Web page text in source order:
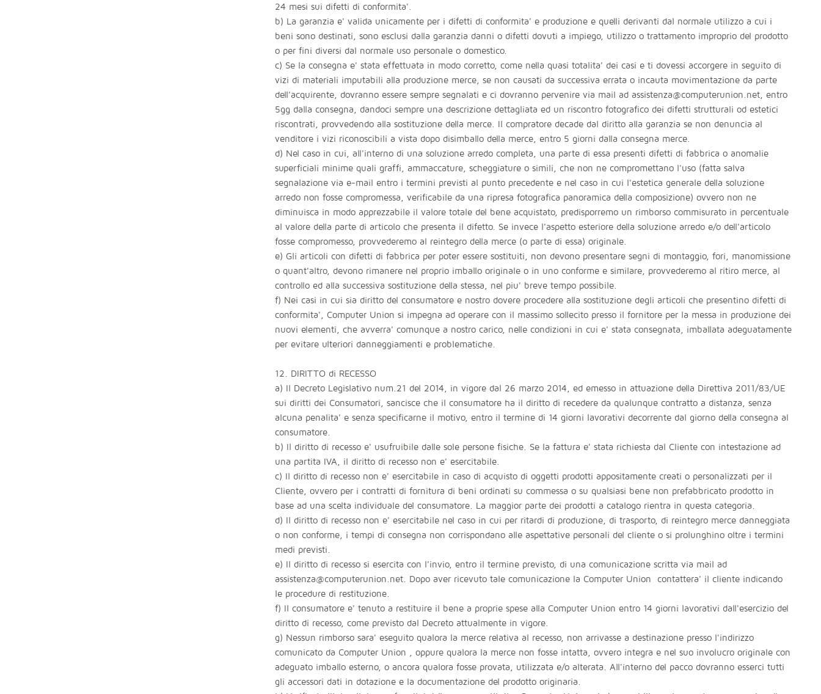
24 mesi sui difetti di conformita'.
b) La garanzia e' valida unicamente per i difetti di conformita' e produzione e quelli derivanti dal normale utilizzo a cui i
beni sono destinati, sono esclusi dalla garanzia danni o difetti dovuti a impiego, utilizzo o trattamento improprio del prodotto
o per fini diversi dal normale uso personale o domestico.
c) Se la consegna e' stata effettuata in modo corretto, come nella quasi totalita' dei casi e ti dovessi accorgere in seguito di
vizi di materiali imputabili alla produzione merce, se non causati da successiva errata o incauta movimentazione da parte
dell'acquirente, dovranno essere sempre segnalati e ci dovranno pervenire via mail ad assistenza@computerunion.net, entro
5gg dalla consegna, dandoci sempre una descrizione dettagliata ed un riscontro fotografico dei difetti strutturali od estetici
riscontrati, provvedendo alla sostituzione della merce. Il compratore decade dal diritto alla garanzia se non denuncia al
venditore i vizi riconoscibili a vista dopo disimballo della merce, entro 5 giorni dalla consegna merce.
d) Nel caso in cui, all'interno di una soluzione arredo completa, una parte di essa presenti difetti di fabbrica o anomalie
superficiali minime quali graffi, ammaccature, scheggiature o simili, che non ne compromettano l'uso (fatta salva
segnalazione via e-mail entro i termini previsti al punto precedente e nel caso in cui l'estetica generale della soluzione
arredo non fosse compromessa, verificabile da una ripresa fotografica panoramica della composizione) ovvero non ne
diminuisca in modo apprezzabile il valore totale del bene acquistato, predisporremo un rimborso commisurato in percentuale
al valore della parte di articolo che presenta il difetto. Se invece l'aspetto esteriore della soluzione arredo e/o dell'articolo
fosse compromesso, provvederemo al reintegro della merce (o parte di essa) originale.
e) Gli articoli con difetti di fabbrica per poter essere sostituiti, non devono presentare segni di montaggio, fori, manomissione
o quant'altro, devono rimanere nel proprio imballo originale o in uno conforme e similare, provvederemo al ritiro merce, al
controllo ed alla successiva sostituzione della stessa, nel piu' breve tempo possibile.
f) Nei casi in cui sia diritto del consumatore e nostro dovere procedere alla sostituzione degli articoli che presentino difetti di
conformita', Computer Union si impegna ad operare con il massimo sollecito presso il fornitore per la messa in produzione dei
nuovi elementi, che avverra' comunque a nostro carico, nelle condizioni in cui e' stata consegnata, imballata adeguatamente
per evitare ulteriori danneggiamenti e problematiche.
12. DIRITTO di RECESSO
a) Il Decreto Legislativo num.21 del 2014, in vigore dal 26 marzo 2014, ed emesso in attuazione della Direttiva 2011/83/UE
sui diritti dei Consumatori, sancisce che il consumatore ha il diritto di recedere da qualunque contratto a distanza, senza
alcuna penalita' e senza specificarne il motivo, entro il termine di 14 giorni lavorativi decorrente dal giorno della consegna al
consumatore.
b) Il diritto di recesso e' usufruibile dalle sole persone fisiche. Se la fattura e' stata richiesta dal Cliente con intestazione ad
una partita IVA, il diritto di recesso non e' esercitabile.
c) Il diritto di recesso non e' esercitabile in caso di acquisto di oggetti prodotti appositamente creati o personalizzati per il
Cliente, ovvero per i contratti di fornitura di beni ordinati su commessa o su qualsiasi bene non prefabbricato prodotto in
base ad una scelta individuale del consumatore. La maggior parte dei prodotti a catalogo rientra in questa categoria.
d) Il diritto di recesso non e' esercitabile nel caso in cui per ritardi di produzione, di trasporto, di reintegro merce danneggiata
o non conforme, i tempi di consegna non corrispondano alle aspettative personali del cliente o si prolunghino oltre i termini
medi previsti.
e) Il diritto di recesso si esercita con l'invio, entro il termine previsto, di una comunicazione scritta via mail ad
assistenza@computerunion.net. Dopo aver ricevuto tale comunicazione la Computer Union contattera' il cliente indicando
le procedure di restituzione.
f) Il consumatore e' tenuto a restituire il bene a proprie spese alla Computer Union entro 14 giorni lavorativi dall'esercizio del
diritto di recesso, come previsto dal Decreto attualmente in vigore.
g) Nessun rimborso sara' eseguito qualora la merce relativa al recesso, non arrivasse a destinazione presso l'indirizzo
comunicato da Computer Union , oppure qualora la merce non fosse intatta, ovvero integra e nel suo involucro originale con
adeguato imballo esterno, o ancora qualora fosse provata, utilizzata e/o alterata. All'interno del pacco dovranno esserci tutti
gli accessori dati in dotazione e la documentazione del prodotto originaria.